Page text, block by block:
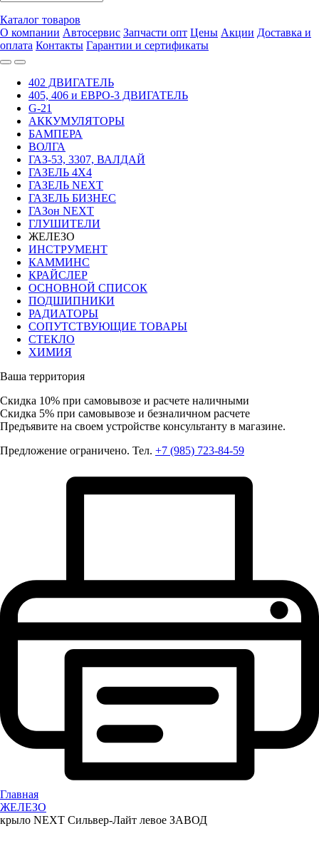
Каталог товаров
О компании Автосервис Запчасти опт Цены Акции Доставка и
оплата Контакты Гарантии и сертификаты
402 ДВИГАТЕЛЬ
405, 406 и ЕВРО-3 ДВИГАТЕЛЬ
G-21
АККУМУЛЯТОРЫ
БАМПЕРА
ВОЛГА
ГАЗ-53, 3307, ВАЛДАЙ
ГАЗЕЛЬ 4Х4
ГАЗЕЛЬ NEXT
ГАЗЕЛЬ БИЗНЕС
ГАЗон NEXT
ГЛУШИТЕЛИ
ЖЕЛЕЗО
ИНСТРУМЕНТ
КАММИНС
КРАЙСЛЕР
ОСНОВНОЙ СПИСОК
ПОДШИПНИКИ
РАДИАТОРЫ
СОПУТСТВУЮЩИЕ ТОВАРЫ
СТЕКЛО
ХИМИЯ
Ваша территория
Скидка 10% при самовывозе и расчете наличными
Скидка 5% при самовывозе и безналичном расчете
Предъявите на своем устройстве консультанту в магазине.
Предложение ограничено. Тел. +7 (985) 723-84-59
Главная
ЖЕЛЕЗО
крыло NEXT Сильвер-Лайт левое ЗАВОД